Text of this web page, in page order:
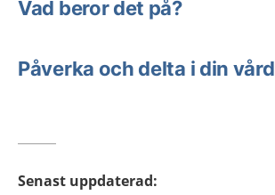
Vad beror det på?
Påverka och delta i din vård
Senast uppdaterad: